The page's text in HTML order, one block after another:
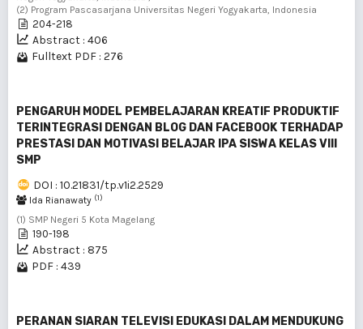
(2) Program Pascasarjana Universitas Negeri Yogyakarta, Indonesia
204-218
Abstract : 406
Fulltext PDF : 276
PENGARUH MODEL PEMBELAJARAN KREATIF PRODUKTIF
TERINTEGRASI DENGAN BLOG DAN FACEBOOK TERHADAP
PRESTASI DAN MOTIVASI BELAJAR IPA SISWA KELAS VIII
SMP
DOI : 10.21831/tp.v1i2.2529
Ida Rianawaty (1)
(1) SMP Negeri 5 Kota Magelang
190-198
Abstract : 875
PDF : 439
PERANAN SIARAN TELEVISI EDUKASI DALAM MENDUKUNG